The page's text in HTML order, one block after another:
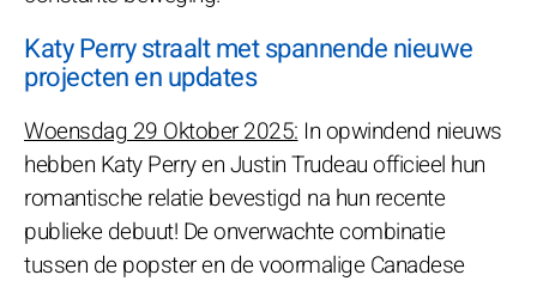
Katy Perry straalt met spannende nieuwe
projecten en updates
Woensdag 29 Oktober 2025: In opwindend nieuws
hebben Katy Perry en Justin Trudeau officieel hun
romantische relatie bevestigd na hun recente
publieke debuut! De onverwachte combinatie
tussen de popster en de voormalige Canadese